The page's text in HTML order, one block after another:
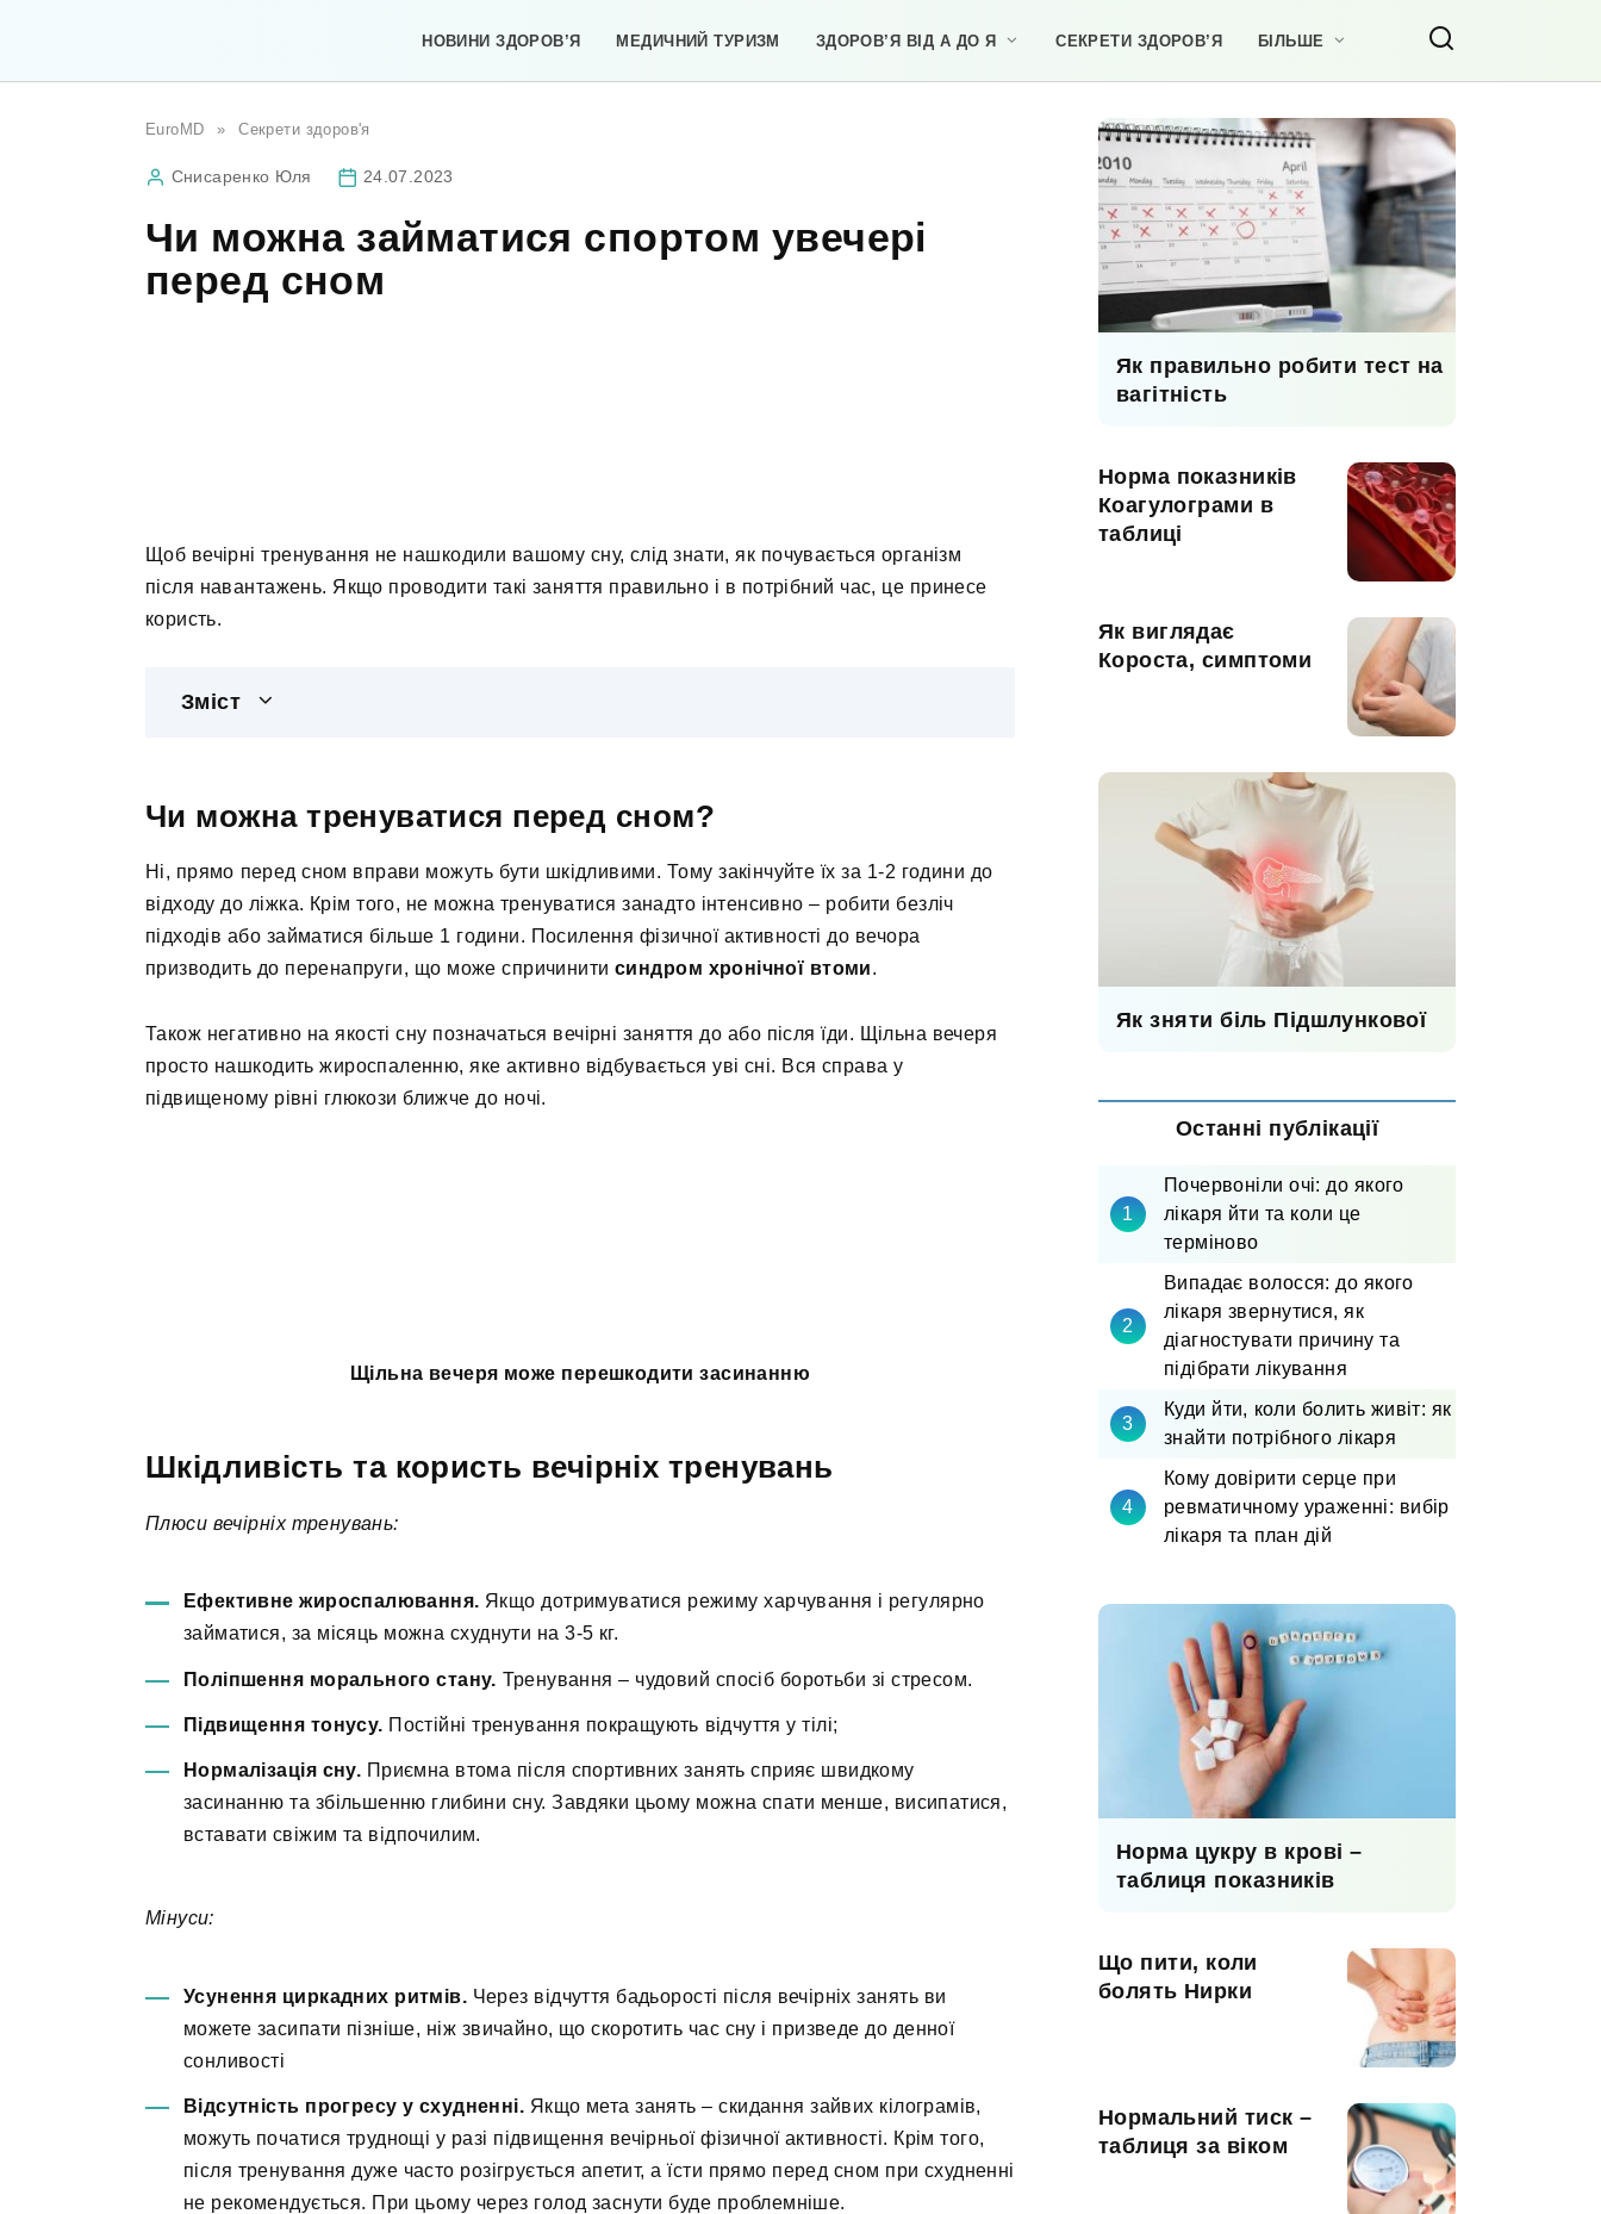
НОВИНИ ЗДОРОВ’Я МЕДИЧНИЙ ТУРИЗМ ЗДОРОВ’Я ВІД А ДО Я СЕКРЕТИ ЗДОРОВ’Я БІЛЬШЕ
EuroMD » Секрети здоров'я
Снисаренко Юля 24.07.2023
Чи можна займатися спортом увечері
перед сном
Щоб вечірні тренування не нашкодили вашому сну, слід знати, як почувається організм
після навантажень. Якщо проводити такі заняття правильно і в потрібний час, це принесе
користь.
Зміст
Чи можна тренуватися перед сном?
Ні, прямо перед сном вправи можуть бути шкідливими. Тому закінчуйте їх за 1-2 години до
відходу до ліжка. Крім того, не можна тренуватися занадто інтенсивно – робити безліч
підходів або займатися більше 1 години. Посилення фізичної активності до вечора
призводить до перенапруги, що може спричинитисиндром хронічної втоми.
Також негативно на якості сну позначаться вечірні заняття до або після їди. Щільна вечеря
просто нашкодить жироспаленню, яке активно відбувається уві сні. Вся справа у
підвищеному рівні глюкози ближче до ночі.
Щільна вечеря може перешкодити засинанню
Шкідливість та користь вечірніх тренувань
Плюси вечірніх тренувань:
Ефективне жироспалювання. Якщо дотримуватися режиму харчування і регулярно
займатися, за місяць можна схуднути на 3-5 кг.
Поліпшення морального стану. Тренування – чудовий спосіб боротьби зі стресом.
Підвищення тонусу. Постійні тренування покращують відчуття у тілі;
Нормалізація сну. Приємна втома після спортивних занять сприяє швидкому
засинанню та збільшенню глибини сну. Завдяки цьому можна спати менше, висипатися,
вставати свіжим та відпочилим.
Мінуси:
Усунення циркадних ритмів. Через відчуття бадьорості після вечірніх занять ви
можете засипати пізніше, ніж звичайно, що скоротить час сну і призведе до денної
сонливості
Відсутність прогресу у схудненні. Якщо мета занять – скидання зайвих кілограмів,
можуть початися труднощі у разі підвищення вечірньої фізичної активності. Крім того,
після тренування дуже часто розігрується апетит, а їсти прямо перед сном при схудненні
не рекомендується. При цьому через голод заснути буде проблемніше.
Як правильно робити тест на
вагітність
Норма показників
Коагулограми в
таблиці
Як виглядає
Короста, симптоми
Як зняти біль Підшлункової
Останні публікації
Почервоніли очі: до якого
лікаря йти та коли це
терміново
Випадає волосся: до якого
лікаря звернутися, як
діагностувати причину та
підібрати лікування
Куди йти, коли болить живіт: як
знайти потрібного лікаря
Кому довірити серце при
ревматичному ураженні: вибір
лікаря та план дій
Норма цукру в крові –
таблиця показників
Що пити, коли
болять Нирки
Нормальний тиск –
таблиця за віком